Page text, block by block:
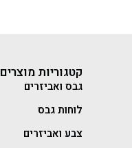
קטגוריות מוצרים
גבס ואביזרים
לוחות גבס
צבע ואביזרים